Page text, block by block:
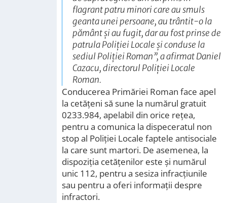
flagrant patru minori care au smuls
geanta unei persoane, au trântit-o la
pământ şi au fugit, dar au fost prinse de
patrula Poliţiei Locale şi conduse la
sediul Poliţiei Roman”, a afirmat Daniel
Cazacu, directorul Poliţiei Locale
Roman.
Conducerea Primăriei Roman face apel
la cetăţeni să sune la numărul gratuit
0233.984, apelabil din orice reţea,
pentru a comunica la dispeceratul non
stop al Poliţiei Locale faptele antisociale
la care sunt martori. De asemenea, la
dispoziţia cetăţenilor este şi numărul
unic 112, pentru a sesiza infracţiunile
sau pentru a oferi informaţii despre
infractori.